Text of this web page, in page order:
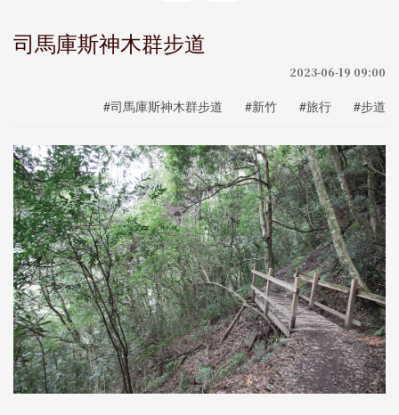
司馬庫斯神木群步道
2023-06-19 09:00
#司馬庫斯神木群步道 #新竹 #旅行 #步道